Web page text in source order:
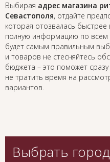
Выбирая адрес магазина
Севастополя, отдайте
которая отозвалась
полную информацию по
будет самым правильным
и товаров не стесняйтесь
бюджета – это поможет сразу
не тратить время на
вариантов.
Выбрать город